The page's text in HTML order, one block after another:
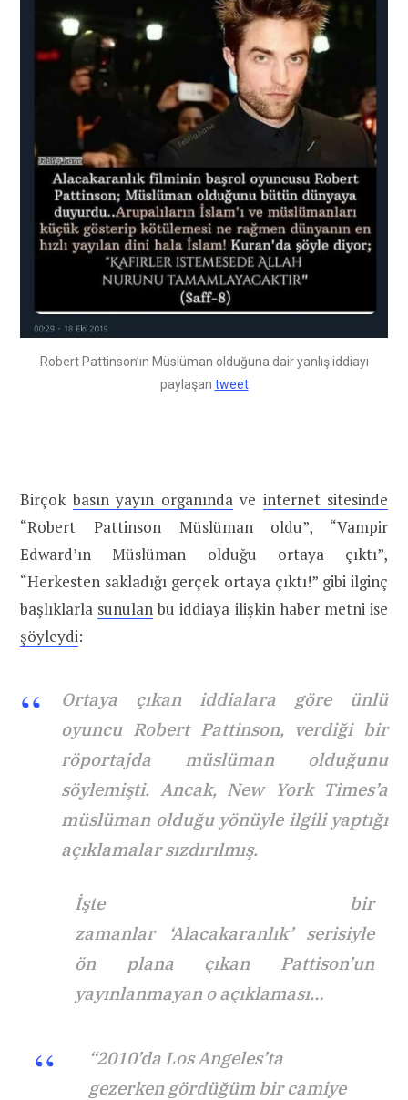
Robert Pattinson’ın Müslüman olduğuna dair yanlış iddiayı
paylaşan tweet
Birçokbasın yayın organında ve internet sitesinde
“Robert Pattinson Müslüman oldu”, “Vampir
Edward’ın Müslüman olduğu ortaya çıktı”,
“Herkesten sakladığı gerçek ortaya çıktı!” gibi ilginç
başlıklarla sunulan bu iddiaya ilişkin haber metni ise
şöyleydi:
Ortaya çıkan iddialara göre ünlü
oyuncu Robert Pattinson, verdiği bir
röportajda müslüman olduğunu
söylemişti. Ancak, New York Times’a
müslüman olduğu yönüyle ilgili yaptığı
açıklamalar sızdırılmış.
İşte bir
zamanlar ‘Alacakaranlık’ serisiyle
ön plana çıkan Pattison’un
yayınlanmayan o açıklaması…
“2010’da Los Angeles’ta
gezerken gördüğüm bir camiye